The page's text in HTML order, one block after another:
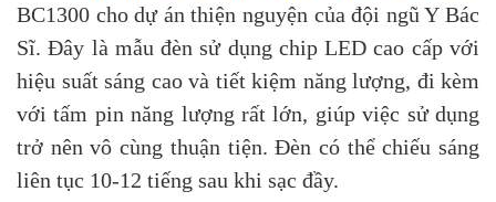
BC1300 cho dự án thiện nguyện của đội ngũ Y Bác
Sĩ. Đây là mẫu đèn sử dụng chip LED cao cấp với
hiệu suất sáng cao và tiết kiệm năng lượng, đi kèm
với tấm pin năng lượng rất lớn, giúp việc sử dụng
trở nên vô cùng thuận tiện. Đèn có thể chiếu sáng
liên tục 10-12 tiếng sau khi sạc đầy.